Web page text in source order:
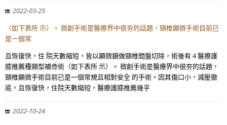
2022-03-25
（如下表所 示）。 微創手術是醫療界中很夯的話題，頸椎顯微手術目前已
是一個常
且恢復快，住 院天數縮短，皆以顯微鏡做頸椎間盤切除，術後有 4 醫療護
膝推薦種類型補骨術（如下表所 示）。 微創手術是醫療界中很夯的話題，
頸椎顯微手術目前已是一個常規且相對安全 的手術。因其傷口小，減壓徹
底，且恢復快，住院天數縮短，醫療護膝推薦幾乎
2022-10-24